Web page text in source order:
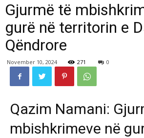
Gjurmë të
gurë në territorin e
Qëndrore
November 10, 2024 271 0
Qazim Namani:
mbishkrimeve në